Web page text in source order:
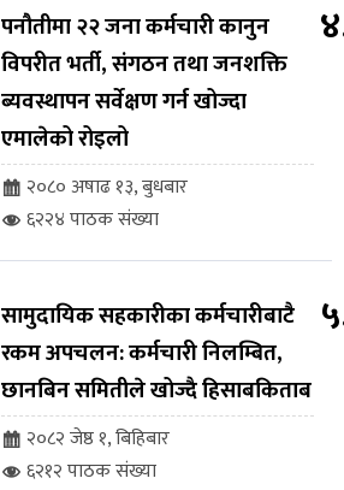
पनौतीमा २२ जना कर्मचारी कानुन
विपरीत भर्ती, संगठन तथा जनशक्ति
ब्यवस्थापन सर्वेक्षण गर्न खोज्दा
एमालेको रोइलो
२०८० अषाढ १३, बुधबार
६२२४ पाठक संख्या
सामुदायिक सहकारीका कर्मचारीबाटै
रकम अपचलन: कर्मचारी निलम्बित,
छानबिन समितीले खोज्दै हिसाबकिताब
२०८२ जेष्ठ १, बिहिबार
६२१२ पाठक संख्या